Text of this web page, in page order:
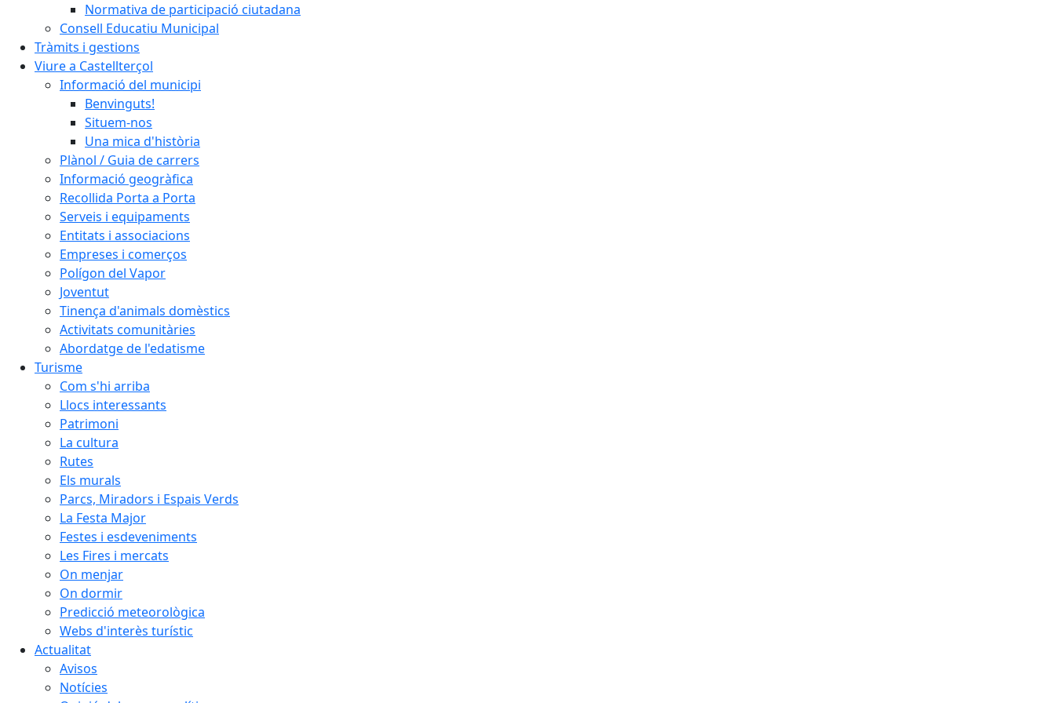
Normativa de participació ciutadana
Consell Educatiu Municipal
Tràmits i gestions
Viure a Castellterçol
Informació del municipi
Benvinguts!
Situem-nos
Una mica d'història
Plànol / Guia de carrers
Informació geogràfica
Recollida Porta a Porta
Serveis i equipaments
Entitats i associacions
Empreses i comerços
Polígon del Vapor
Joventut
Tinença d'animals domèstics
Activitats comunitàries
Abordatge de l'edatisme
Turisme
Com s'hi arriba
Llocs interessants
Patrimoni
La cultura
Rutes
Els murals
Parcs, Miradors i Espais Verds
La Festa Major
Festes i esdeveniments
Les Fires i mercats
On menjar
On dormir
Predicció meteorològica
Webs d'interès turístic
Actualitat
Avisos
Notícies